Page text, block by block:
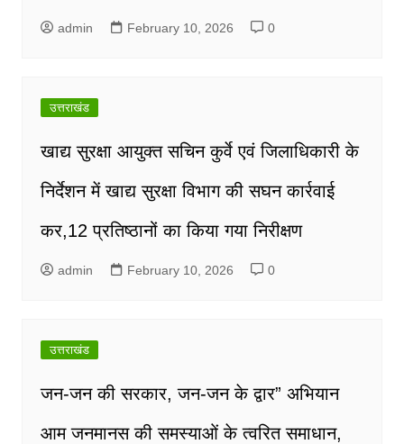
admin February 10, 2026 0
उत्तराखंड
खाद्य सुरक्षा आयुक्त सचिन कुर्वे एवं जिलाधिकारी के
निर्देशन में खाद्य सुरक्षा विभाग की सघन कार्रवाई
कर,12 प्रतिष्ठानों का किया गया निरीक्षण
admin February 10, 2026 0
उत्तराखंड
जन-जन की सरकार, जन-जन के द्वार” अभियान
आम जनमानस की समस्याओं के त्वरित समाधान,